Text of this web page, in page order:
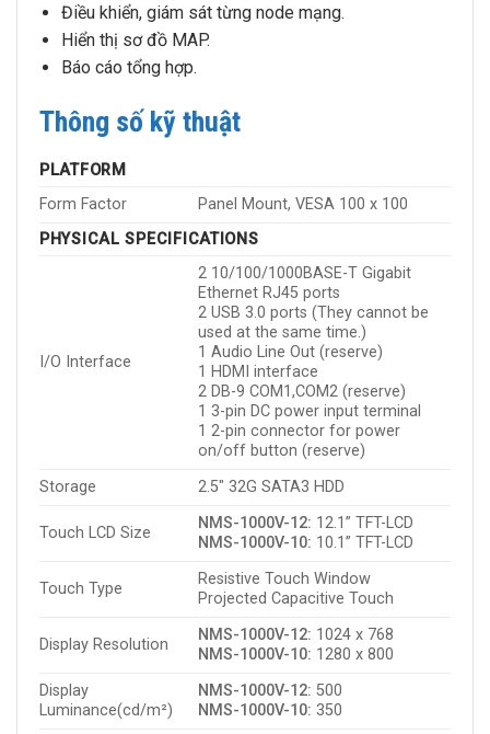
Điều khiển, giám sát từng node mạng.
Hiển thị sơ đồ MAP.
Báo cáo tổng hợp.
Thông số kỹ thuật
PLATFORM
Form Factor
Panel Mount, VESA 100 x 100
PHYSICAL SPECIFICATIONS
I/O Interface
2 10/100/1000BASE-T Gigabit
Ethernet RJ45 ports
2 USB 3.0 ports (They cannot be
used at the same time.)
1 Audio Line Out (reserve)
1 HDMI interface
2 DB-9 COM1,COM2 (reserve)
1 3-pin DC power input terminal
1 2-pin connector for power
on/off button (reserve)
Storage
2.5″ 32G SATA3 HDD
Touch LCD Size
NMS-1000V-12: 12.1” TFT-LCD
NMS-1000V-10: 10.1” TFT-LCD
Touch Type
Resistive Touch Window
Projected Capacitive Touch
Display Resolution
NMS-1000V-12: 1024 x 768
NMS-1000V-10: 1280 x 800
Display
Luminance(cd/m²)
NMS-1000V-12: 500
NMS-1000V-10: 350